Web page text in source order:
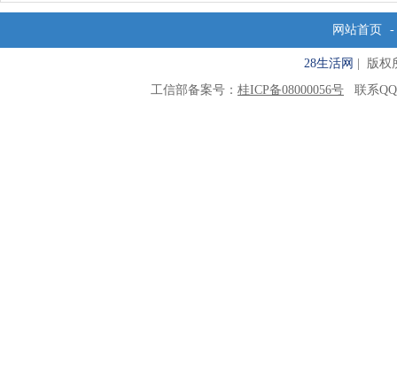
网站首页 -
28生活网
| 版权
工信部备案号： 桂ICP备08000056号 联系